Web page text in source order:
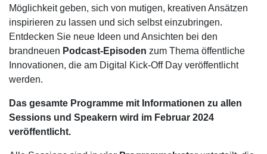
Möglichkeit geben, sich von mutigen, kreativen Ansätzen
inspirieren zu lassen und sich selbst einzubringen.
Entdecken Sie neue Ideen und Ansichten bei den
brandneuen Podcast-Episoden zum Thema öffentliche
Innovationen, die am Digital Kick-Off Day veröffentlicht
werden.
Das gesamte Programme mit Informationen zu allen
Sessions und Speakern wird im Februar 2024
veröffentlicht.